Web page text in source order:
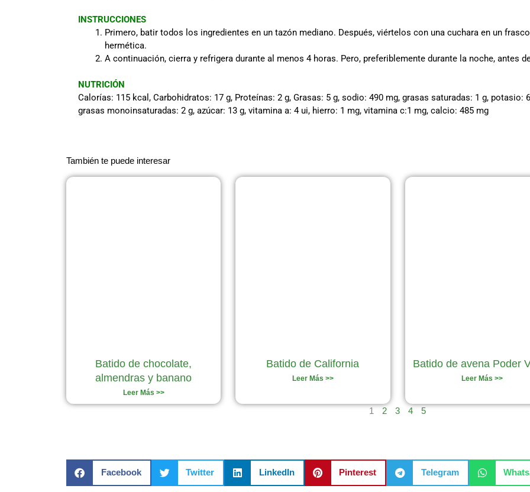
INSTRUCCIONES
Primero, batir todos los ingredientes en un tazón mediano. Después, viértelos con una cuchara en un
hermética.
A continuación, cierra y refrigera durante al menos 4 horas. Pero, preferiblemente durante la noche, antes
NUTRICIÓN
Calorías: 115 kcal, Carbohidratos: 17 g, Proteínas: 2 g, Grasas: 5 g, sodio: 490 mg, grasas saturadas: 1 g, potasio:
grasas monoinsaturadas: 2 g, azúcar: 13 g, vitamina a: 4 ui, hierro: 1 mg, vitamina c:1 mg, calcio: 485 mg
También te puede interesar
Batido de chocolate,
almendras y banano
Leer Más >>
Batido de California
Leer Más >>
Batido de avena Poder
Leer Más >>
Página
1
Página
2
Página
3 4 5
Facebook Twitter LinkedIn Pinterest Telegram